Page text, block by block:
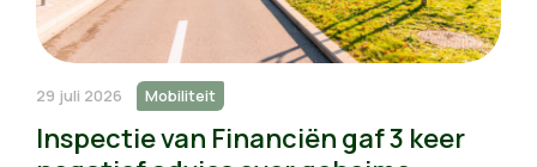
29 juli 2026 Mobiliteit
Inspectie van Financiën gaf 3 keer